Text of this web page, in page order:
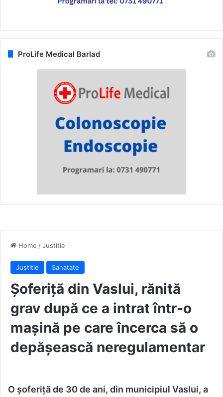
Home /Justitie
Justitie Sanatate
Șoferiță din Vaslui, rănită
grav după ce a intrat într-o
mașină pe care încerca să o
depășească neregulamentar
O șoferiță de 30 de ani, din municipiul Vaslui, a
ProLife Medical Barlad